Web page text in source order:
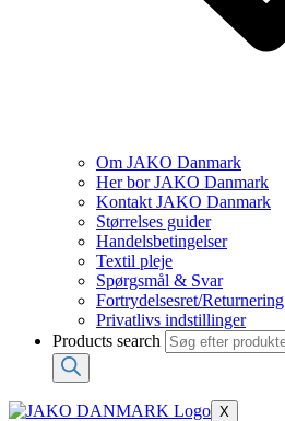
Om JAKO Danmark
Her bor JAKO Danmark
Kontakt JAKO Danmark
Størrelses guider
Handelsbetingelser
Textil pleje
Spørgsmål & Svar
Fortrydelsesret/Returnering
Privatlivs indstillinger
Products search
X